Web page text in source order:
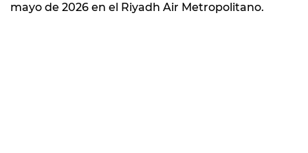
mayo de 2026 en el Riyadh Air Metropolitano.